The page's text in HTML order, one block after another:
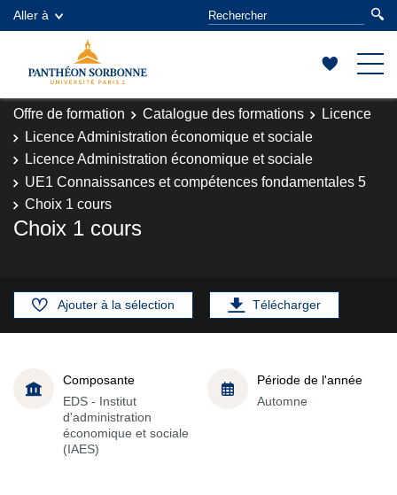
Aller à
Offre de formation Catalogue des formations
Licence
Licence Administration économique et sociale
Licence Administration économique et sociale
UE1 Connaissances et compétences fondamentales 5
Choix 1 cours
Choix 1 cours
Ajouter à la sélection Télécharger
Composante
EDS - Institut
d'administration
économique et sociale
(IAES)
Période de l'année
Automne